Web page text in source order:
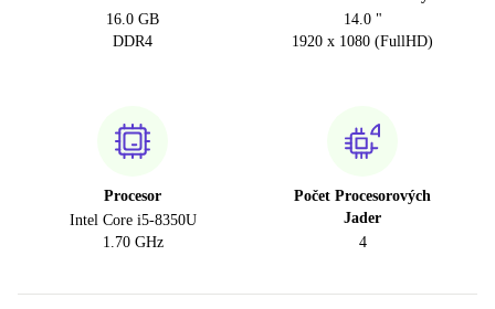
16.0 GB
DDR4
14.0 "
1920 x 1080 (FullHD)
Procesor
Intel Core i5-8350U
1.70 GHz
Počet Procesorových
Jader
4